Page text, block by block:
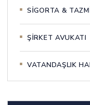
SİGORTA &
ŞİRKET AVUKATI
VATANDAŞLIK